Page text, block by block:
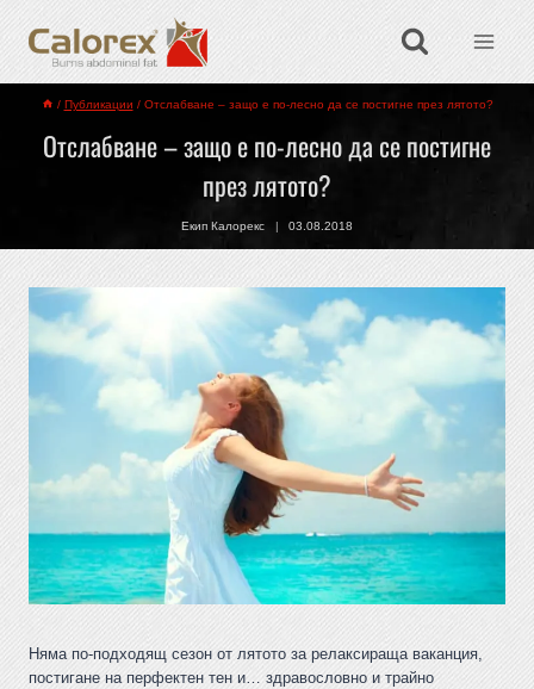
/ Публикации / Отслабване – защо е по-лесно да се постигне през лятото?
Отслабване – защо е по-лесно да се постигне
през лятото?
Екип Калорекс 03.08.2018
Няма по-подходящ сезон от лятото за релаксираща ваканция,
постигане на перфектен тен и… здравословно и трайно